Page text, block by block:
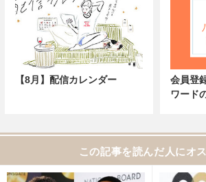
【8月】配信カレンダー
会員登
ワード
この記事を読んだ人にオ